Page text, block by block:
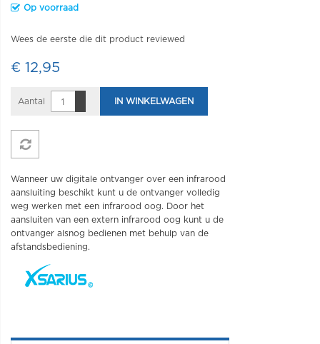
Op voorraad
Wees de eerste die dit product reviewed
€ 12,95
Aantal IN WINKELWAGEN
Wanneer uw digitale ontvanger over een infrarood
aansluiting beschikt kunt u de ontvanger volledig
weg werken met een infrarood oog. Door het
aansluiten van een extern infrarood oog kunt u de
ontvanger alsnog bedienen met behulp van de
afstandsbediening.